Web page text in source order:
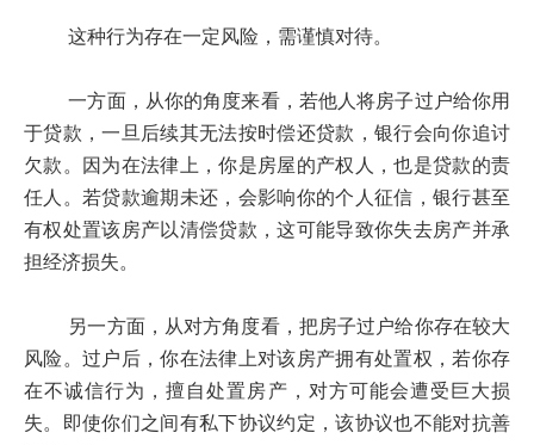
这种行为存在一定风险，需谨慎对待。
一方面，从你的角度来看，若他人将房子过户给你用
于贷款，一旦后续其无法按时偿还贷款，银行会向你追讨
欠款。因为在法律上，你是房屋的产权人，也是贷款的责
任人。若贷款逾期未还，会影响你的个人征信，银行甚至
有权处置该房产以清偿贷款，这可能导致你失去房产并承
担经济损失。
另一方面，从对方角度看，把房子过户给你存在较大
风险。过户后，你在法律上对该房产拥有处置权，若你存
在不诚信行为，擅自处置房产，对方可能会遭受巨大损
失。即使你们之间有私下协议约定，该协议也不能对抗善